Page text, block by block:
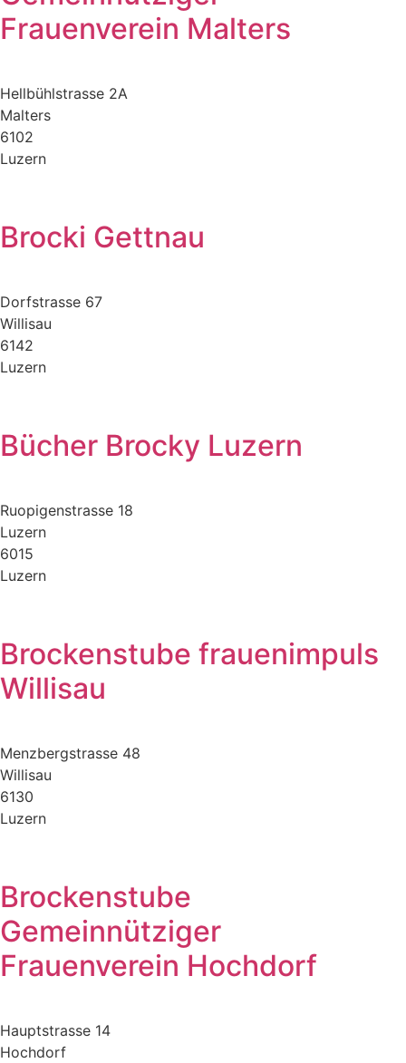
Frauenverein Malters
Hellbühlstrasse 2A
Malters
6102
Luzern
Brocki Gettnau
Dorfstrasse 67
Willisau
6142
Luzern
Bücher Brocky Luzern
Ruopigenstrasse 18
Luzern
6015
Luzern
Brockenstube frauenimpuls
Willisau
Menzbergstrasse 48
Willisau
6130
Luzern
Brockenstube
Gemeinnütziger
Frauenverein Hochdorf
Hauptstrasse 14
Hochdorf